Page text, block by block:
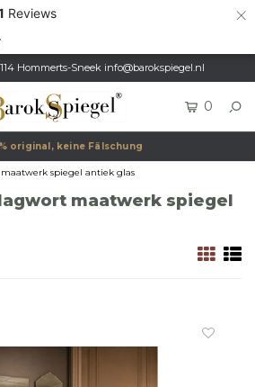
Reviews ×
114 Hommerts-Sneek info@barokspiegel.nl
0
original, keine Fälschung
maatwerk spiegel antiek glas
maatwerk spiegel